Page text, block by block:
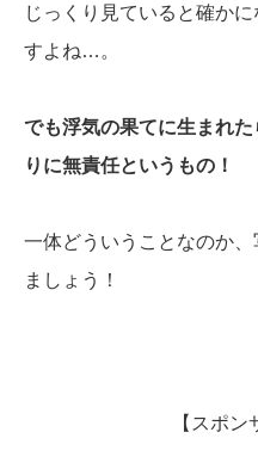
じっくり見ていると確か
すよね…。
でも浮気の果てに生まれ
りに無責任というもの！
一体どういうことなのか
ましょう！
【スポン